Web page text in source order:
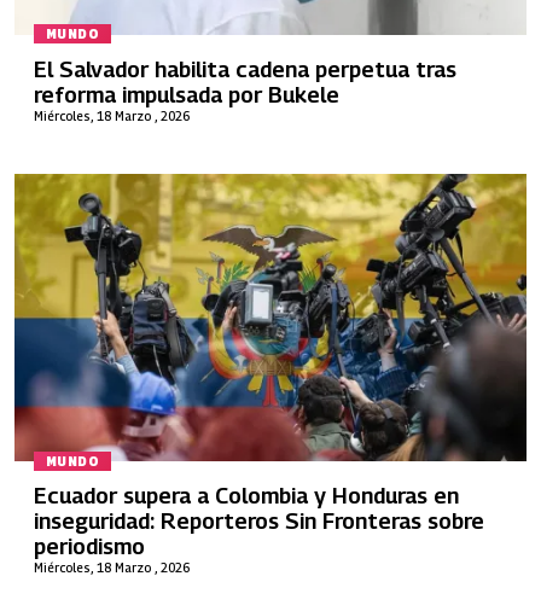
MUNDO
Miércoles, 18 Marzo , 2026
El Salvador habilita cadena perpetua tras
reforma impulsada por Bukele
MUNDO
Miércoles, 18 Marzo , 2026
Ecuador supera a Colombia y Honduras en
inseguridad: Reporteros Sin Fronteras sobre
periodismo